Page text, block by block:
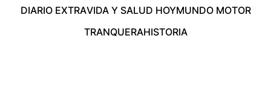
DIARIO EXTRAVIDA Y SALUD HOYMUNDO MOTOR
TRANQUERAHISTORIA